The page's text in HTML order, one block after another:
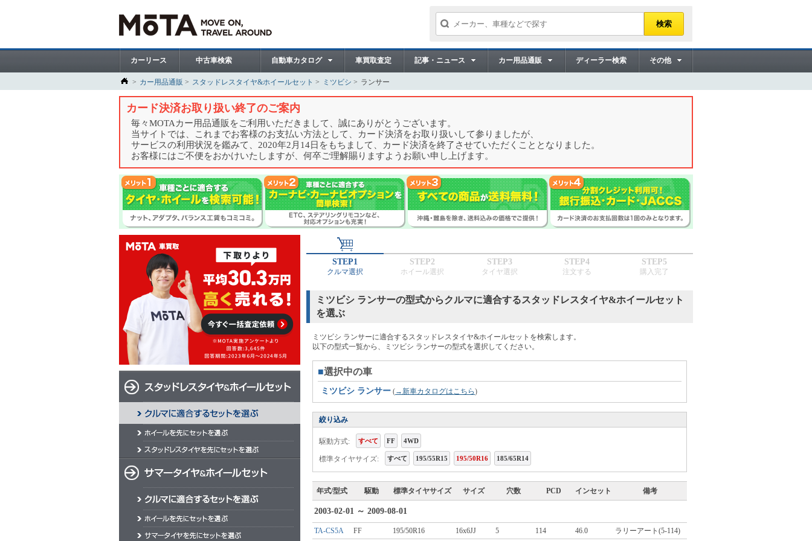
カーリース 中古車検索 自動車カタログ 車買取査定 記事・ニュース カー用品通販 ディーラー検索 その他
カー用品通販 スタッドレスタイヤ&ホイールセット ミツビシ ランサー
カード決済お取り扱い終了のご案内
毎々MOTAカー用品通販をご利用いただきまして、誠にありがとうございます。
当サイトでは、これまでお客様のお支払い方法として、カード決済をお取り扱いして参りましたが、
サービスの利用状況を鑑みて、2020年2月14日をもちまして、カード決済を終了させていただくこととなりました。
お客様にはご不便をおかけいたしますが、何卒ご理解賜りますようお願い申し上げます。
STEP1
クルマ選択
STEP2
ホイール選択
STEP3
タイヤ選択
STEP4
注文する
STEP5
購入完了
ミツビシ ランサーの型式からクルマに適合するスタッドレスタイヤ&ホイールセット
を選ぶ
ミツビシ ランサーに適合するスタッドレスタイヤ&ホイールセットを検索します。
以下の型式一覧から、ミツビシ ランサーの型式を選択してください。
■選択中の車
ミツビシ ランサー (→新車カタログはこちら)
絞り込み
駆動方式: すべて FF 4WD
標準タイヤサイズ: すべて 195/55R15 195/50R16 185/65R14
年式/型式 駆動 標準タイヤサイズ サイズ 穴数 PCD インセット 備考
2003-02-01 ～ 2009-08-01
TA-CS5A FF 195/50R16 16x6JJ 5 114 46.0 ラリーアート(5-114)